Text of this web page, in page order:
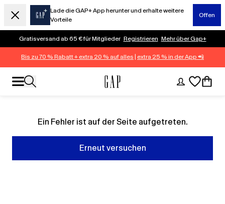
Lade die GAP+ App herunter und erhalte weitere
Vorteile
Offen
Gratisversand ab 65 € für Mitglieder Registrieren Mehr über Gap+
Bis zu 70 % Rabatt + extra 20 % auf alles extra 25 % in der App 📲
Ein Fehler ist auf der Seite aufgetreten.
Erneut versuchen